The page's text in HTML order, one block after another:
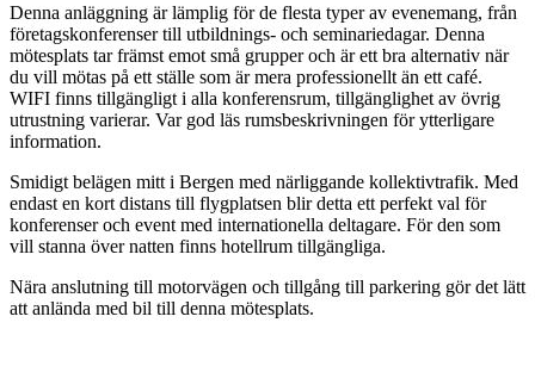
Denna anläggning är lämplig för de flesta typer av evenemang, från
företagskonferenser till utbildnings- och seminariedagar. Denna
mötesplats tar främst emot små grupper och är ett bra alternativ när
du vill mötas på ett ställe som är mera professionellt än ett café.
WIFI finns tillgängligt i alla konferensrum, tillgänglighet av övrig
utrustning varierar. Var god läs rumsbeskrivningen för ytterligare
information.
Smidigt belägen mitt i Bergen med närliggande kollektivtrafik. Med
endast en kort distans till flygplatsen blir detta ett perfekt val för
konferenser och event med internationella deltagare. För den som
vill stanna över natten finns hotellrum tillgängliga.
Nära anslutning till motorvägen och tillgång till parkering gör det lätt
att anlända med bil till denna mötesplats.